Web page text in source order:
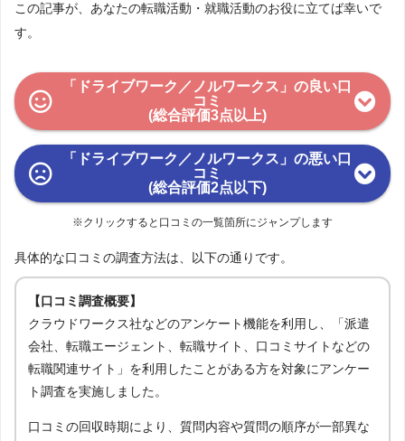
この記事が、あなたの転職活動・就職活動のお役に立てば幸いで
す。
「ドライブワーク／ノルワークス」の良い口
コミ
(総合評価3点以上)
「ドライブワーク／ノルワークス」の悪い口
コミ
(総合評価2点以下)
※クリックすると口コミの一覧箇所にジャンプします
具体的な口コミの調査方法は、以下の通りです。
【口コミ調査概要】
クラウドワークス社などのアンケート機能を利用し、「派遣
会社、転職エージェント、転職サイト、口コミサイトなどの
転職関連サイト」を利用したことがある方を対象にアンケー
ト調査を実施しました。
口コミの回収時期により、質問内容や質問の順序が一部異な